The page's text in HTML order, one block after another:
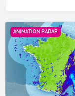
ANIMATION RADAR